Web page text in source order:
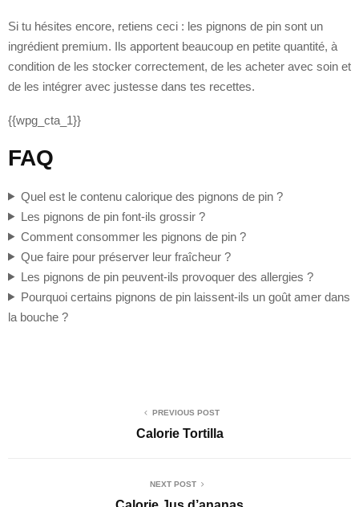
Si tu hésites encore, retiens ceci : les pignons de pin sont un
ingrédient premium. Ils apportent beaucoup en petite quantité, à
condition de les stocker correctement, de les acheter avec soin et
de les intégrer avec justesse dans tes recettes.
{{wpg_cta_1}}
FAQ
Quel est le contenu calorique des pignons de pin ?
Les pignons de pin font-ils grossir ?
Comment consommer les pignons de pin ?
Que faire pour préserver leur fraîcheur ?
Les pignons de pin peuvent-ils provoquer des allergies ?
Pourquoi certains pignons de pin laissent-ils un goût amer dans
la bouche ?
PREVIOUS POST
Calorie Tortilla
NEXT POST